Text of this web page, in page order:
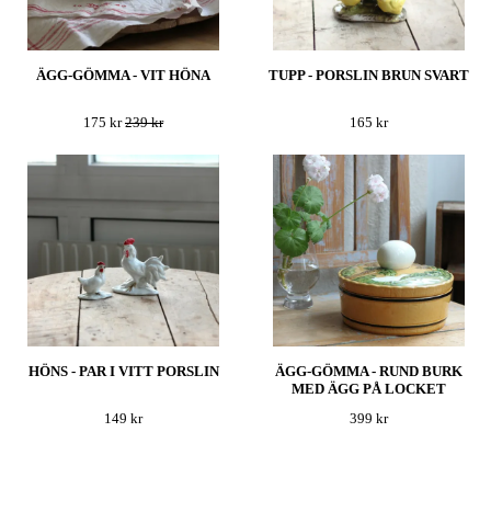
ÄGG-GÖMMA - VIT HÖNA
175 kr239 kr
TUPP - PORSLIN BRUN SVART
165 kr
HÖNS - PAR I VITT PORSLIN
149 kr
ÄGG-GÖMMA - RUND BURK
MED ÄGG PÅ LOCKET
399 kr